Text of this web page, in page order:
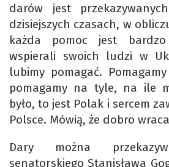
darów jest
dzisiejszych czasach, w
każda pomoc jest
wspierali swoich ludzi w
lubimy pomagać.
pomagamy na tyle, na ile
było, to jest Polak i sercem
Polsce. Mówią, że dobro
Dary można
senatorskiego Stanisława